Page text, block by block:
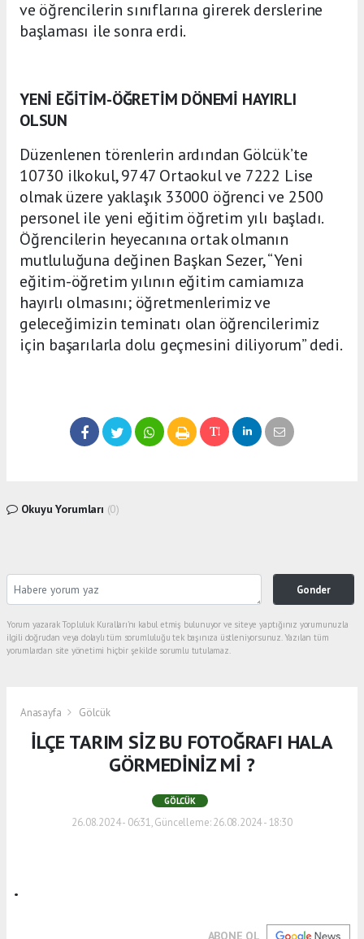
ve öğrencilerin sınıflarına girerek derslerine
başlaması ile sonra erdi.
YENİ EĞİTİM-ÖĞRETİM DÖNEMİ HAYIRLI
OLSUN
Düzenlenen törenlerin ardından Gölcük’te
10730 ilkokul, 9747 Ortaokul ve 7222 Lise
olmak üzere yaklaşık 33000 öğrenci ve 2500
personel ile yeni eğitim öğretim yılı başladı.
Öğrencilerin heyecanına ortak olmanın
mutluluğuna değinen Başkan Sezer, “Yeni
eğitim-öğretim yılının eğitim camiamıza
hayırlı olmasını; öğretmenlerimiz ve
geleceğimizin teminatı olan öğrencilerimiz
için başarılarla dolu geçmesini diliyorum” dedi.
Okuyu Yorumları (0)
Gonder
Yorum yazarak Topluluk Kuralları’nı kabul etmiş bulunuyor ve siteye yaptığınız yorumunuzla
ilgili doğrudan veya dolaylı tüm sorumluluğu tek başınıza üstleniyorsunuz. Yazılan tüm
yorumlardan site yönetimi hiçbir şekilde sorumlu tutulamaz.
Anasayfa Gölcük
İLÇE TARIM SİZ BU FOTOĞRAFI HALA
GÖRMEDİNİZ Mİ ?
GÖLCÜK
26.08.2024 - 06:31, Güncelleme: 26.08.2024 - 18:30
.
ABONE OL